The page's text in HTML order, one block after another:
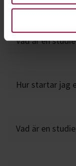
Frågor och
Vad är en
Hur startar jag
Vad är en